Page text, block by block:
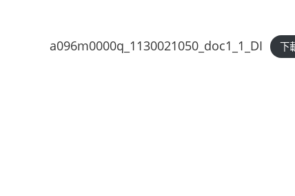
a096m0000q_1130021050_doc1_1_DI 下